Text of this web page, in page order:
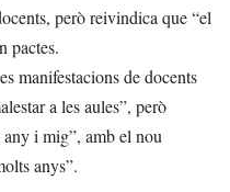
però reivindica que “el
pactes.
manifestacions de docents
a les aules”, però
i mig”, amb el nou
anys”.